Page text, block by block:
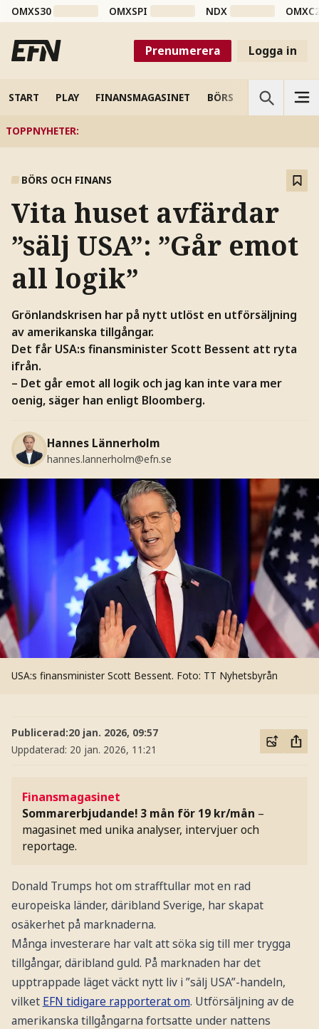
OMXS30 OMXSPI NDX
Prenumerera Logga in
START PLAY FINANSMAGASINET BÖRS VETENSKAP
TOPPNYHETER:
BÖRS OCH FINANS
Vita huset avfärdar
”sälj USA”: ”Går emot
all logik”
Grönlandskrisen har på nytt utlöst en utförsäljning
av amerikanska tillgångar.
Det får USA:s finansminister Scott Bessent att ryta
ifrån.
– Det går emot all logik och jag kan inte vara mer
oenig, säger han enligt Bloomberg.
Hannes Lännerholm
hannes.lannerholm@efn.se
USA:s finansminister Scott Bessent. Foto: TT Nyhetsbyrån
Publicerad:20 jan. 2026, 09:57
Uppdaterad: 20 jan. 2026, 11:21
Finansmagasinet
Sommarerbjudande! 3 mån för 19 kr/mån –
magasinet med unika analyser, intervjuer och
reportage.
Donald Trumps hot om strafftullar mot en rad
europeiska länder, däribland Sverige, har skapat
osäkerhet på marknaderna.
Många investerare har valt att söka sig till mer trygga
tillgångar, däribland guld. På marknaden har det
upptrappade läget väckt nytt liv i ”sälj USA”-handeln,
vilket EFN tidigare rapporterat om. Utförsäljning av de
amerikanska tillgångarna fortsatte under nattens